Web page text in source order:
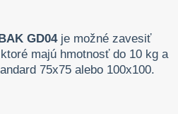
GD04je možné zavesiť
majú hmotnosť do 10 kg a
75x75 alebo 100x100.